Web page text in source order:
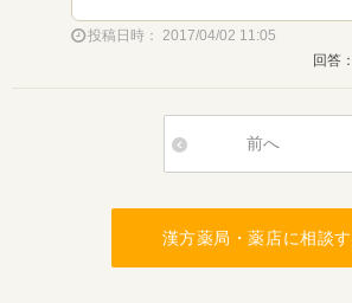
投稿日時： 2017/04/02 11:05
回答：
前へ
漢方薬局・薬店に相談